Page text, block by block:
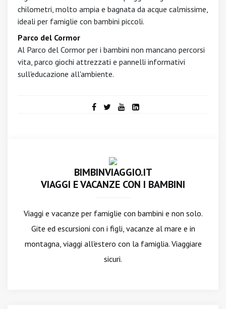
chilometri, molto ampia e bagnata da acque calmissime,
ideali per famiglie con bambini piccoli.
Parco del Cormor
Al Parco del Cormor per i bambini non mancano percorsi
vita, parco giochi attrezzati e pannelli informativi
sull'educazione all'ambiente.
BIMBINVIAGGIO.IT
VIAGGI E VACANZE CON I BAMBINI
Viaggi e vacanze per famiglie con bambini e non solo.
Gite ed escursioni con i figli, vacanze al mare e in
montagna, viaggi all'estero con la famiglia. Viaggiare
sicuri.